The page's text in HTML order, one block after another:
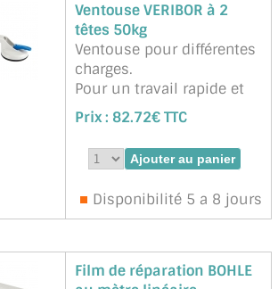
Ventouse VERIBOR à 2
têtes 50kg
Ventouse pour différentes
charges.
Pour un travail rapide et
performant.
Appropriée aux matériaux
à surface plane et étanche
au gaz comme : verre,
laminé, marbre, etc.
Référence :BOHLE-BO602-
1G
Prix : 82.72€ TTC
Disponibilité 5 a 8 jours
Film de réparation BOHLE